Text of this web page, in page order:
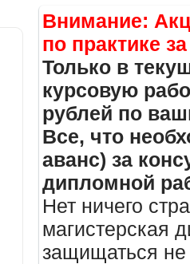
Внимание:
по практике
Только в
курсовую
рублей по
Все, что
аванс) за
дипломной
Нет ничего
магистерская
защищаться не